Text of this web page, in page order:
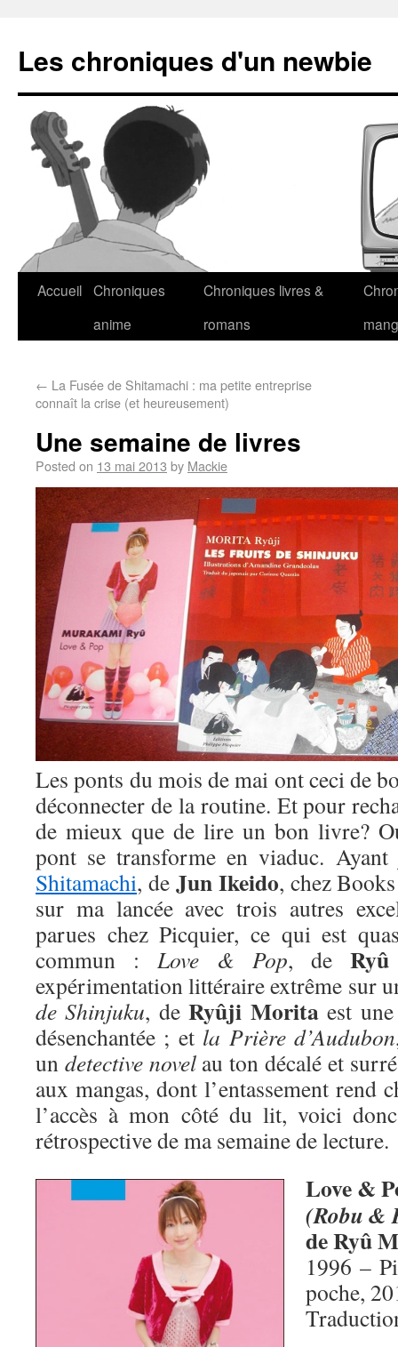
Les chroniques d'un newbie
Accueil Chroniques
anime
Chroniques livres &
romans
← La Fusée de Shitamachi : ma petite entreprise
connaît la crise (et heureusement)
Une semaine de livres
Posted on 13 mai 2013 by Mackie
Les ponts du mois de mai ont ceci de
déconnecter de la routine. Et pour
de mieux que de lire un bon livre?
pont se transforme en viaduc.
Shitamachi, de Jun Ikeido, chez
sur ma lancée avec trois autres
parues chez Picquier, ce qui est
commun : Love & Pop, de
expérimentation littéraire extrême sur
de Shinjuku, deRyûji Moritaest
désenchantée ; et la Prière d’Audubon
un detective novelau ton décalé et
aux mangas, dont l’entassement rend
l’accès à mon côté du lit, voici
rétrospective de ma semaine de lecture.
Love &
(Robu &
de Ryû
1996 –
poche,